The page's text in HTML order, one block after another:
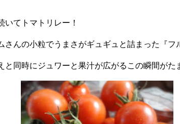
いてトマトリレー！
さんの小粒でうまさがギュギュと詰まった『フ
と同時にジュワーと果汁が広がるこの瞬間がた